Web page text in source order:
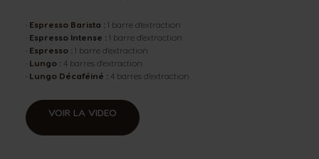
• Espresso Barista : 1 barre d’extraction
• Espresso Intense : 1 barre d'extraction
• Espresso : 1 barre d'extraction
• Lungo : 4 barres d'extraction
• Lungo Décaféiné : 4 barres d’extraction
VOIR LA VIDEO